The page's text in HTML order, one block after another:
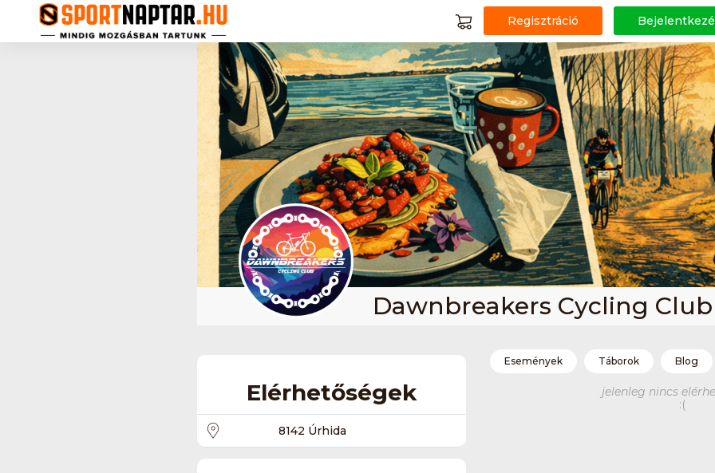
Regisztráció
Dawnbreakers Cycling Club
Elérhetőségek
8142 Úrhida
Események Táborok Blog
jelenleg nincs
:(